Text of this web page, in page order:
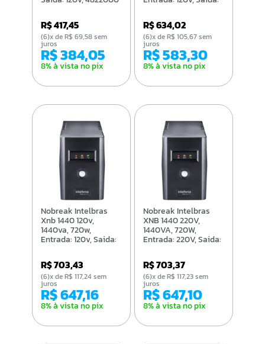
R$ 417,45
R$ 384,05
8% à vista no pix
(6)x de R$ 69,58 sem
juros
R$ 634,02
R$ 583,30
8% à vista no pix
(6)x de R$ 105,67 sem
juros
Nobreak Intelbras
Xnb 1440 120v,
1440va, 720w,
Entrada: 120v, Saida:
R$ 703,43
R$ 647,16
8% à vista no pix
(6)x de R$ 117,24 sem
juros
Nobreak Intelbras
XNB 1440 220V,
1440VA, 720W,
Entrada: 220V, Saida:
R$ 703,37
R$ 647,10
8% à vista no pix
(6)x de R$ 117,23 sem
juros